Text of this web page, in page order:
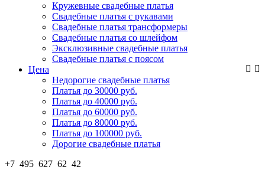
Кружевные свадебные платья
Свадебные платья с рукавами
Свадебные платья трансформеры
Свадебные платья со шлейфом
Эксклюзивные свадебные платья
Свадебные платья с поясом
Цена
Недорогие свадебные платья
Платья до 30000 руб.
Платья до 40000 руб.
Платья до 60000 руб.
Платья до 80000 руб.
Платья до 100000 руб.
Дорогие свадебные платья
+7 495 627 62 42